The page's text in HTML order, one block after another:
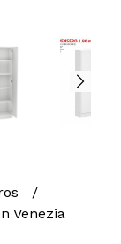
Venezia